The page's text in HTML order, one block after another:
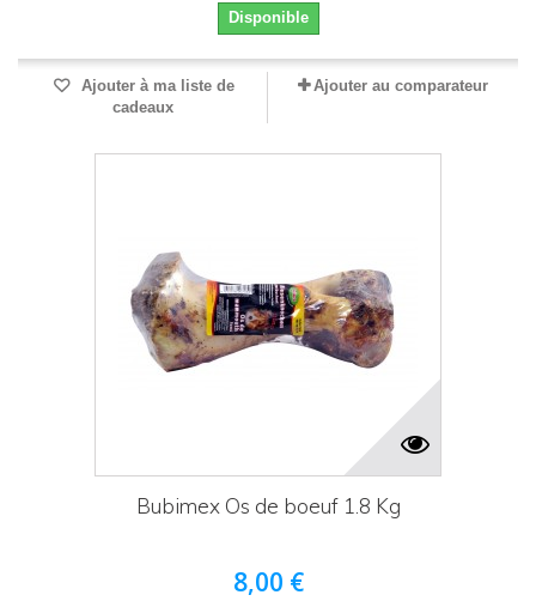
Disponible
Ajouter à ma liste de
cadeaux
Ajouter au comparateur
Bubimex Os de boeuf 1.8 Kg
8,00 €